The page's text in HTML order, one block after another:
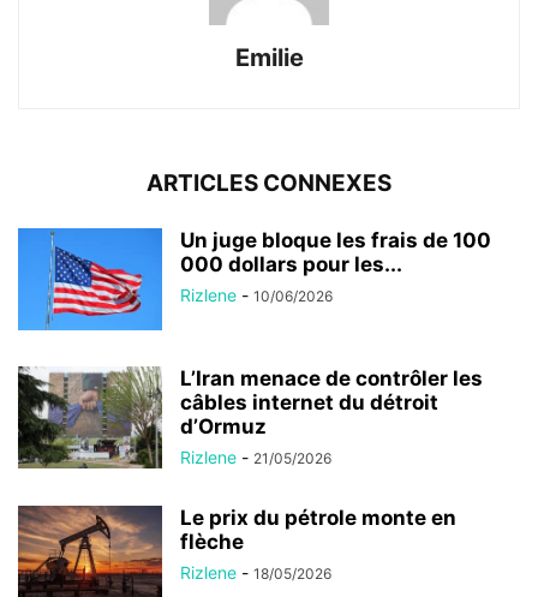
Emilie
ARTICLES CONNEXES
Un juge bloque les frais de 100
000 dollars pour les...
Rizlene - 10/06/2026
L’Iran menace de contrôler les
câbles internet du détroit
d’Ormuz
Rizlene - 21/05/2026
Le prix du pétrole monte en
flèche
Rizlene - 18/05/2026